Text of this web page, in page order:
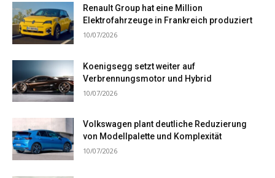
Renault Group hat eine Million
Elektrofahrzeuge in Frankreich produziert
10/07/2026
Koenigsegg setzt weiter auf
Verbrennungsmotor und Hybrid
10/07/2026
Volkswagen plant deutliche Reduzierung
von Modellpalette und Komplexität
10/07/2026